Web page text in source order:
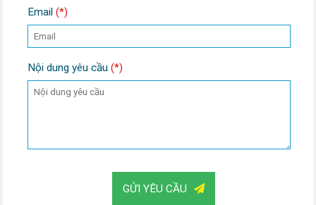
Email (*)
Nội dung yêu cầu (*)
GỬI YÊU CẦU